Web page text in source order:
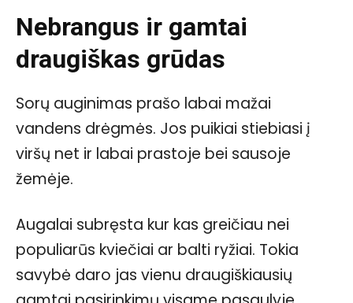
Nebrangus ir gamtai
draugiškas grūdas
Sorų auginimas prašo labai mažai
vandens drėgmės. Jos puikiai stiebiasi į
viršų net ir labai prastoje bei sausoje
žemėje.
Augalai subręsta kur kas greičiau nei
populiarūs kviečiai ar balti ryžiai. Tokia
savybė daro jas vienu draugiškiausių